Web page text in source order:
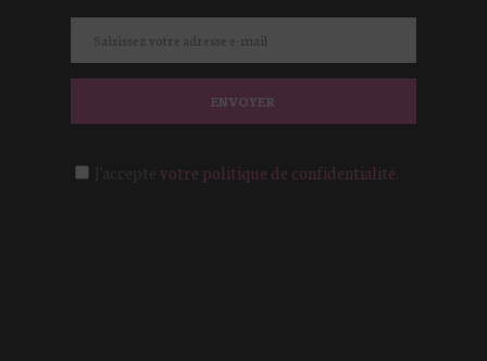
ENVOYER
votre politique de confidentialité.